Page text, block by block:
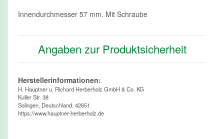
Innendurchmesser 57 mm. Mit Schraube
Angaben zur Produktsicherheit
Herstellerinformationen:
H. Hauptner u. Richard Herberholz GmbH & Co. KG
Kuller Str. 38
Solingen, Deutschland, 42651
https://www.hauptner-herberholz.de